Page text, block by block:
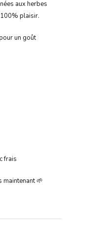
aux herbes
plaisir.
un goût
frais
maintenant 🌱